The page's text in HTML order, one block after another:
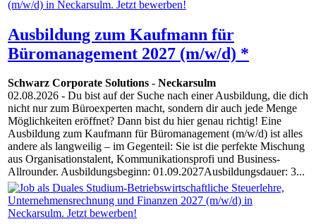
Ausbildung zum Kaufmann für
Büromanagement 2027 (m/w/d) *
Schwarz Corporate Solutions - Neckarsulm
02.08.2026 - Du bist auf der Suche nach einer Ausbildung, die dich
nicht nur zum Büroexperten macht, sondern dir auch jede Menge
Möglichkeiten eröffnet? Dann bist du hier genau richtig! Eine
Ausbildung zum Kaufmann für Büromanagement (m/w/d) ist alles
andere als langweilig – im Gegenteil: Sie ist die perfekte Mischung
aus Organisationstalent, Kommunikationsprofi und Business-
Allrounder. Ausbildungsbeginn: 01.09.2027Ausbildungsdauer: 3...